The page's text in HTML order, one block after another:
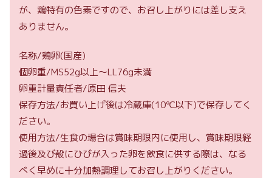
が、鶏特有の色素ですので、お召し上がりには差し支え
ありません。
名称/鶏卵(国産)
個卵重/MS52g以上～LL76g未満
卵重計量責任者/原田 信夫
保存方法/お買い上げ後は冷蔵庫(10℃以下)で保存してく
ださい。
使用方法/生食の場合は賞味期限内に使用し、賞味期限経
過後及び殻にひびが入った卵を飲食に供する際は、なる
べく早めに十分加熱調理してお召し上がりください。